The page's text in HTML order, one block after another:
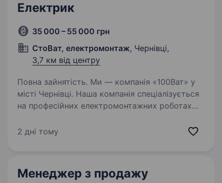
Електрик
35 000 – 55 000 грн
СтоВат, електромонтаж, Чернівці,
3,7 км від центру
Повна зайнятість. Ми — компанія «100Ват» у
місті Чернівці. Наша компанія спеціалізується
на професійних електромонтажних роботах
у квартирах та будинках, різного виду
2 дні тому
Менеджер з продажу